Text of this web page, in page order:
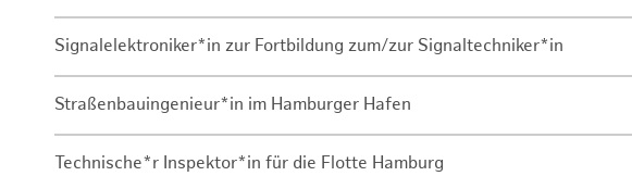
Signalelektroniker*in zur Fortbildung zum/zur Signaltechniker*in
Straßenbauingenieur*in im Hamburger Hafen
Technische*r Inspektor*in für die Flotte Hamburg